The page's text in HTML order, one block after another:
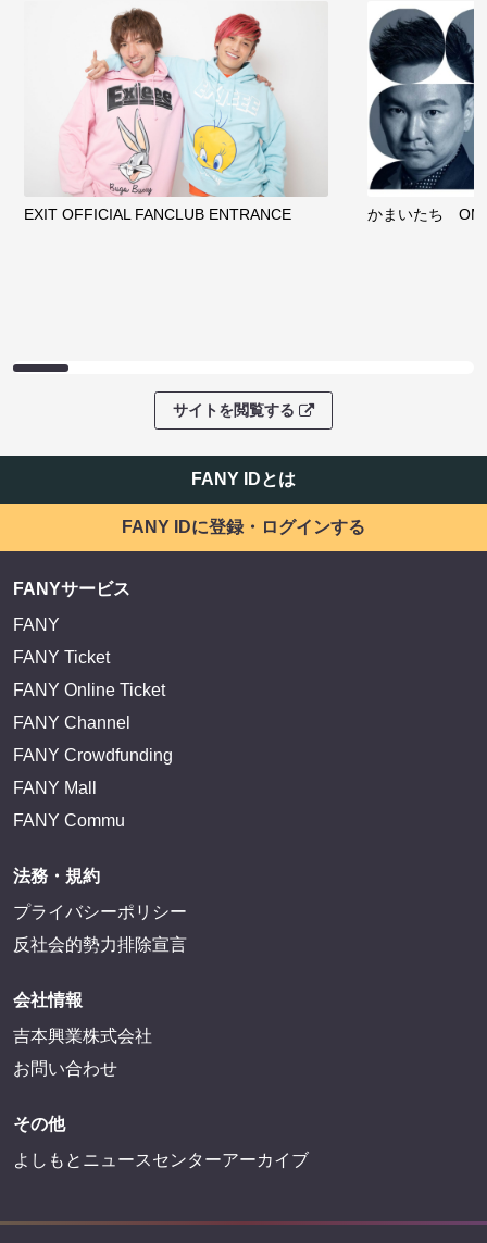
EXIT OFFICIAL FANCLUB ENTRANCE かまいたち
サイトを閲覧する
FANY IDとは
FANY IDに登録・ログインする
FANYサービス
FANY
FANY Ticket
FANY Online Ticket
FANY Channel
FANY Crowdfunding
FANY Mall
FANY Commu
法務・規約
プライバシーポリシー
反社会的勢力排除宣言
会社情報
吉本興業株式会社
お問い合わせ
その他
よしもとニュースセンターアーカイブ